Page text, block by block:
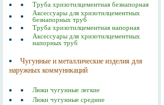
Труба хризотилцементная безнапорная
Аксессуары для хризотилцементных
безнапорных труб
Труба хризотилцементная напорная
Аксессуары для хризотилцементных
напорных труб
Чугунные и металлические изделия для
наружных коммуникаций
Люки чугунные легкие
Люки чугунные средние